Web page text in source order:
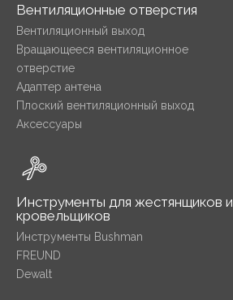
Вентиляционные отверстия
Вентиляционный выход
Вращающееся вентиляционное
отверстие
Адаптер антена
Плоский вентиляционный выход
Аксессуары
Инструменты для жестянщиков и
кровельщиков
Инструменты Bushman
FREUND
Dewalt